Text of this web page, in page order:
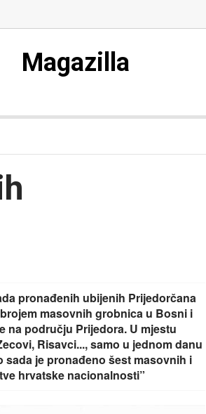
Magazilla
pronađenih ubijenih Prijedorčana
masovnih grobnica u Bosni i
na području Prijedora. U mjestu
Risavci..., samo u jednom danu
je pronađeno šest masovnih i
hrvatske nacionalnosti”